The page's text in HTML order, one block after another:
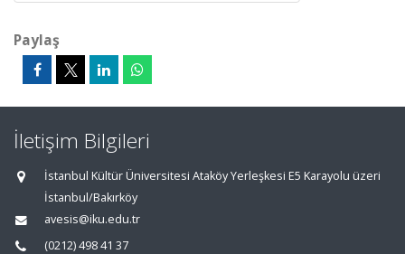
Paylaş
İletişim Bilgileri
İstanbul Kültür Üniversitesi Ataköy Yerleşkesi E5 Karayolu üzeri
İstanbul/Bakırköy
avesis@iku.edu.tr
(0212) 498 41 37